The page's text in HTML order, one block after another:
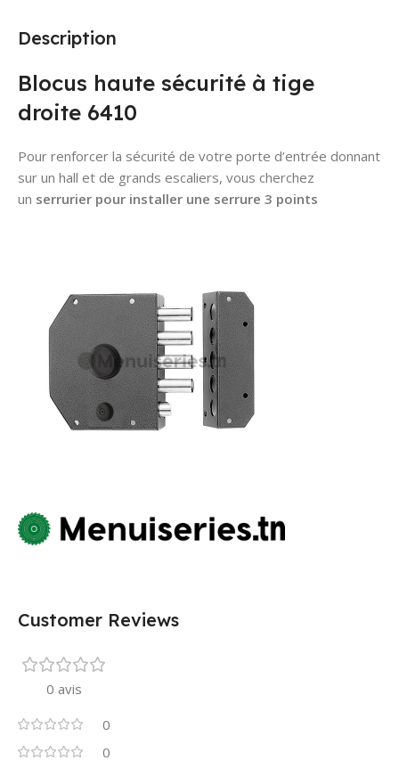
Description
Blocus haute sécurité à tige
droite 6410
Pour renforcer la sécurité de votre porte d’entrée donnant
sur un hall et de grands escaliers, vous cherchez
un serrurier pour installer une serrure 3 points
Customer Reviews
0 avis
0
0